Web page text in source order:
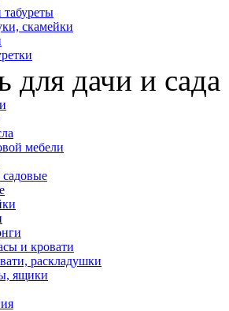
табуреты
скамейки
для дачи и сада
мебели
садовые
и кровати
раскладушки
ящики